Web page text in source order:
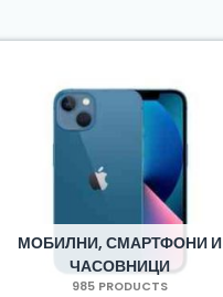
МОБИЛНИ, СМАРТФОНИ И
ЧАСОВНИЦИ
985 PRODUCTS